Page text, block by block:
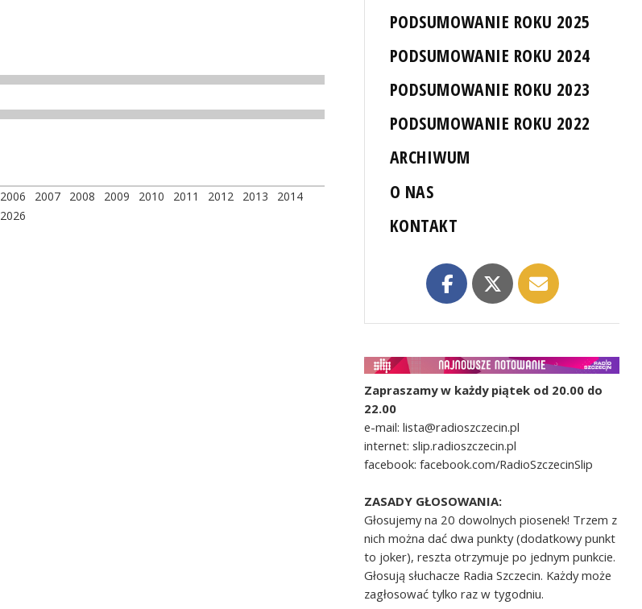
2006 2007 2008 2009 2010 2011 2012 2013
2014
2026
PODSUMOWANIE ROKU 2025
PODSUMOWANIE ROKU 2024
PODSUMOWANIE ROKU 2023
PODSUMOWANIE ROKU 2022
ARCHIWUM
O NAS
KONTAKT
Zapraszamy w każdy piątek od 20.00 do
22.00
e-mail: lista@radioszczecin.pl
internet: slip.radioszczecin.pl
facebook: facebook.com/RadioSzczecinSlip
ZASADY GŁOSOWANIA:
Głosujemy na 20 dowolnych piosenek! Trzem z
nich można dać dwa punkty (dodatkowy punkt
to joker), reszta otrzymuje po jednym punkcie.
Głosują słuchacze Radia Szczecin. Każdy może
zagłosować tylko raz w tygodniu.